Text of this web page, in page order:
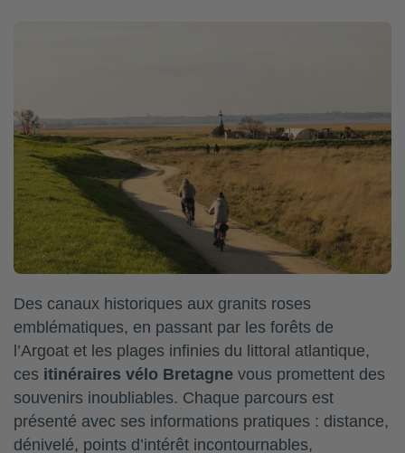
Des canaux historiques aux granits roses
emblématiques, en passant par les forêts de
l’Argoat et les plages infinies du littoral atlantique,
ces itinéraires vélo Bretagne vous promettent des
souvenirs inoubliables. Chaque parcours est
présenté avec ses informations pratiques : distance,
dénivelé, points d’intérêt incontournables,